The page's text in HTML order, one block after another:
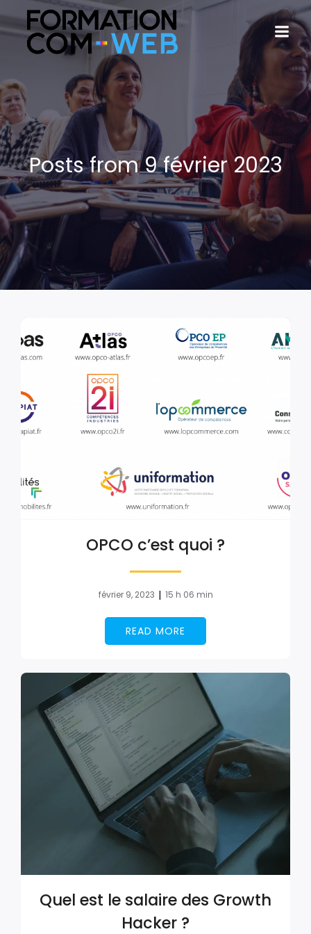
Posts from 9 février 2023
OPCO c’est quoi ?
février 9, 2023 | 15 h 06 min
READ MORE
Quel est le salaire des Growth
Hacker ?